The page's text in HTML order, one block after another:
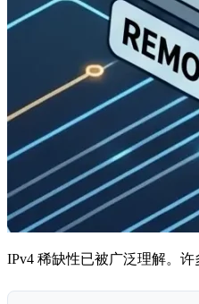
IPv4 稀缺性已被广泛理解。